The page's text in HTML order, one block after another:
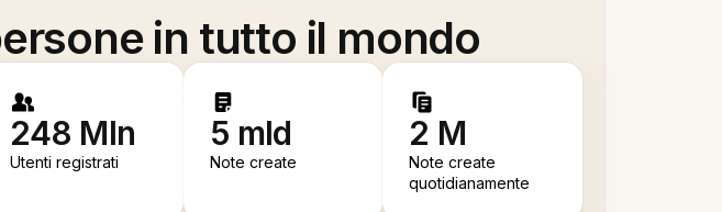
in tutto il mondo
248 Mln
Utenti registrati
5 mld
Note create
2 M
Note create
quotidianamente